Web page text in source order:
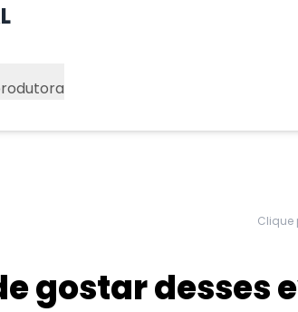
Clique
gostar desses